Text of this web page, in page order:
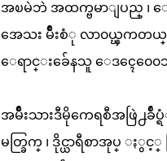
အၿမဲဘဲ အထက္ဗမာျပည္ ၊
အေသး မ်ိဳးစံု လာ၀ယ္ၾကတယ္
ေရာင္းခ်ေနသူ ေဒၚေ၀ေ
အမ်ိဳးသားဒီမိုကေရစီအဖြဲ႕ခ်ဳ
မတ္ခြက္ ၊ ဒိုင္ယာရီစာအုပ္ ႏွ